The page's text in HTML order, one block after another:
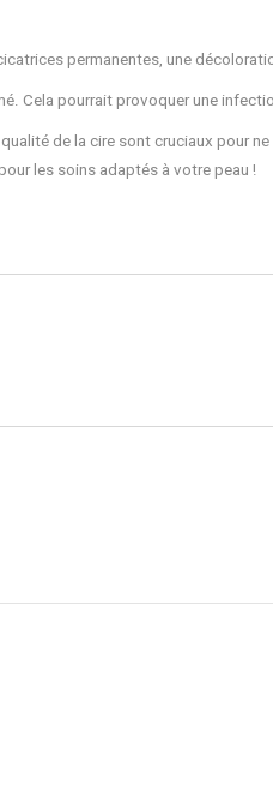
permanentes, une
Cela pourrait provoquer une
de la cire sont cruciaux pour
les soins adaptés à votre peau !